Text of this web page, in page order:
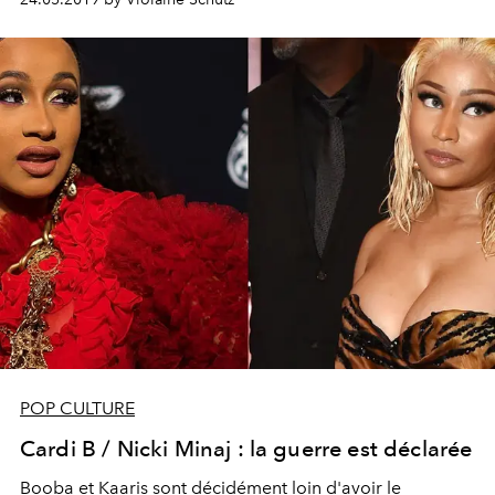
“Guava Island”. L’occasion de se pencher sur l’ascension
folle de ces deux rebelles du rap.
POP CULTURE
Cardi B / Nicki Minaj : la guerre est déclarée
Booba et Kaaris sont décidément loin d'avoir le